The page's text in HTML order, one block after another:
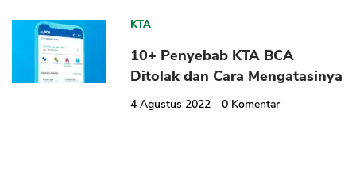
KTA
10+ Penyebab KTA BCA
Ditolak dan Cara Mengatasinya
4 Agustus 2022 0 Komentar